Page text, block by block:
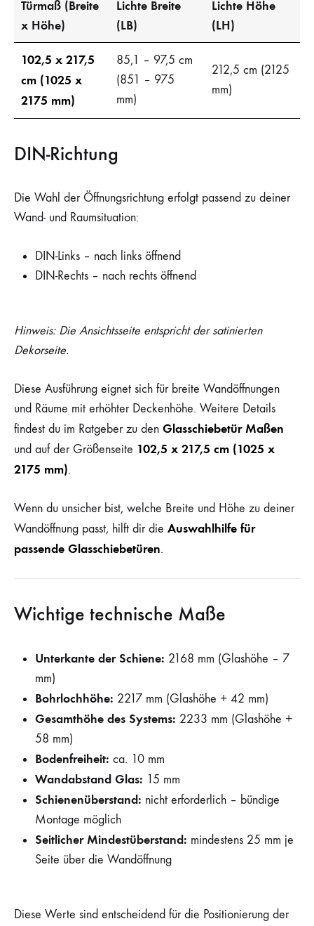
Türmaß (Breite
x Höhe)
Lichte Breite
(LB)
Lichte Höhe
(LH)
102,5 x 217,5
cm (1025 x
2175 mm)
85,1 – 97,5 cm
(851 – 975
mm)
212,5 cm (2125
mm)
DIN-Richtung
Die Wahl der Öffnungsrichtung erfolgt passend zu deiner
Wand- und Raumsituation:
DIN-Links – nach links öffnend
DIN-Rechts – nach rechts öffnend
Hinweis: Die Ansichtsseite entspricht der satinierten
Dekorseite.
Diese Ausführung eignet sich für breite Wandöffnungen
und Räume mit erhöhter Deckenhöhe. Weitere Details
findest du im Ratgeber zu den Glasschiebetür Maßen
und auf der Größenseite 102,5 x 217,5 cm (1025 x
2175 mm).
Wenn du unsicher bist, welche Breite und Höhe zu deiner
Wandöffnung passt, hilft dir die Auswahlhilfe für
passende Glasschiebetüren.
Wichtige technische Maße
Unterkante der Schiene: 2168 mm (Glashöhe – 7
mm)
Bohrlochhöhe: 2217 mm (Glashöhe + 42 mm)
Gesamthöhe des Systems: 2233 mm (Glashöhe +
58 mm)
Bodenfreiheit: ca. 10 mm
Wandabstand Glas: 15 mm
Schienenüberstand: nicht erforderlich – bündige
Montage möglich
Seitlicher Mindestüberstand: mindestens 25 mm je
Seite über die Wandöffnung
Diese Werte sind entscheidend für die Positionierung der